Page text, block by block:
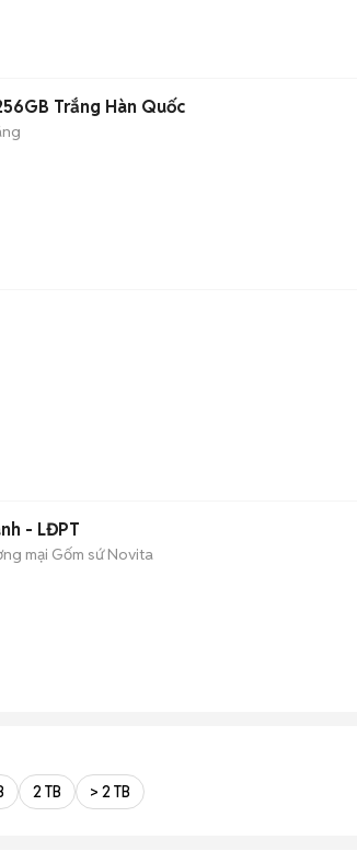
Trắng Hàn Quốc
- LĐPT
mại Gốm sứ Novita
2 TB > 2 TB